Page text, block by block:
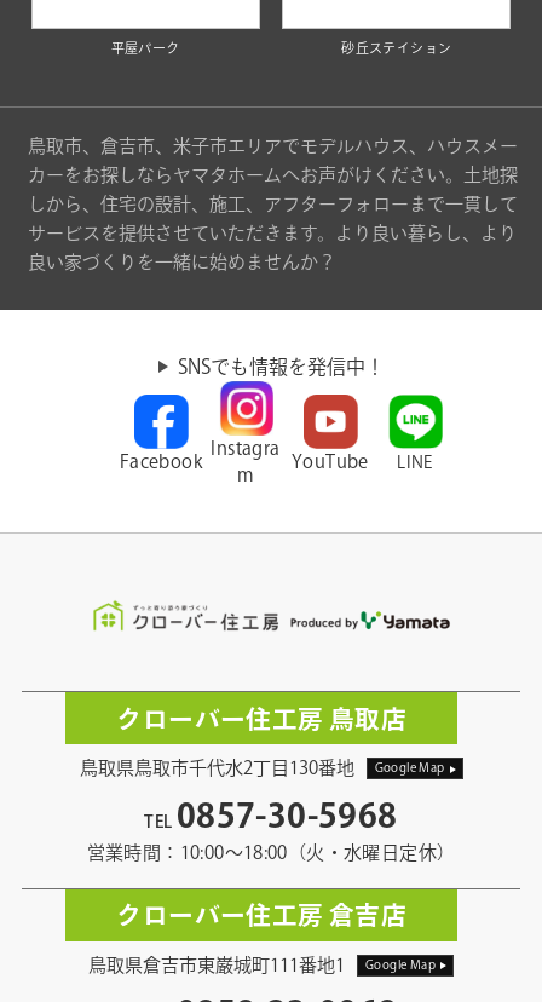
平屋パーク 砂丘ステイション
鳥取市、倉吉市、米子市エリアでモデルハウス、ハウスメー
カーをお探しならヤマタホームへお声がけください。土地探
しから、住宅の設計、施工、アフターフォローまで一貫して
サービスを提供させていただきます。より良い暮らし、より
良い家づくりを一緒に始めませんか？
SNSでも情報を発信中！
Facebook
Instagra
m
YouTube LINE
クローバー住工房 鳥取店
鳥取県鳥取市千代水2丁目130番地 Google Map
TEL 0857-30-5968
営業時間：10:00〜18:00（火・水曜日定休）
クローバー住工房 倉吉店
鳥取県倉吉市東巌城町111番地1 Google Map